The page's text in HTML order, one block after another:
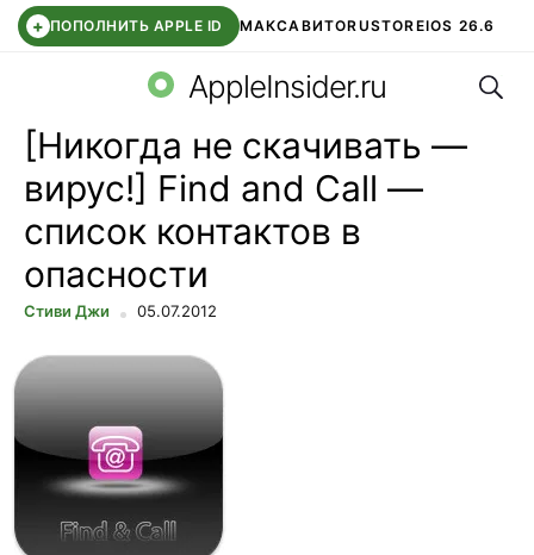
+ ПОПОЛНИТЬ APPLE ID МАКСАВИТОRUSTOREIOS 26.6
СБЕР КИДС ВТБ ОНЛАЙН ЧАТ В ROBLOX
AppleInsider.ru
[Никогда не скачивать —
вирус!] Find and Call —
список контактов в
опасности
Стиви Джи 05.07.2012